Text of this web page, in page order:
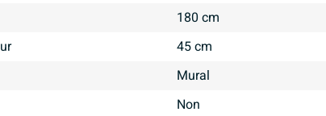
180 cm
45 cm
Mural
Non